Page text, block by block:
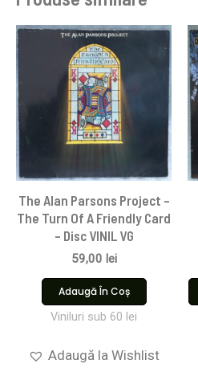
The Alan Parsons Project –
The Turn Of A Friendly Card
– Disc VINIL VG
59,00 lei
Adaugă În Coș
Viniluri sub 60 lei
Adaugă la Wishlist